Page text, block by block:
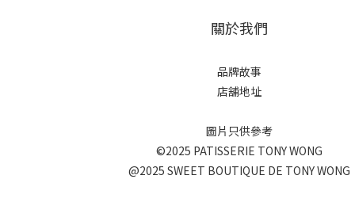
關於我們
品牌故事
店舖地址
圖片只供參考
©2025 PATISSERIE TONY WONG
@2025 SWEET BOUTIQUE DE TONY WONG